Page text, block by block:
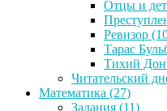
Отцы и
Ревизор
Тарас
Тихий Дон
Читательский
Математика (27)
Задания (11)